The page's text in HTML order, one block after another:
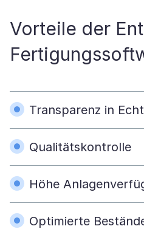
Vorteile der
Transparenz in
Qualitätskontrolle
Höhe
Optimierte